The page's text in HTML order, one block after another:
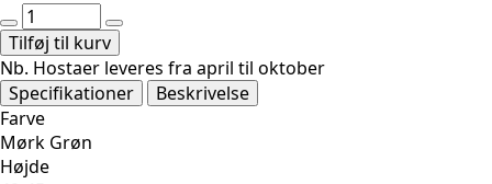
Devon
Green
(Medium)
antal
Tilføj til kurv
Nb. Hostaer leveres fra april til oktober
Specifikationer
Beskrivelse
Farve
Mørk Grøn
Højde